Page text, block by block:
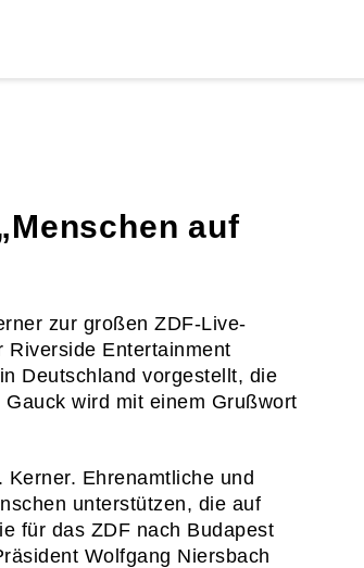
auf
zur großen ZDF-Live-
Riverside Entertainment
Deutschland vorgestellt, die
wird mit einem Grußwort
Ehrenamtliche und
unterstützen, die auf
für das ZDF nach Budapest
Wolfgang Niersbach